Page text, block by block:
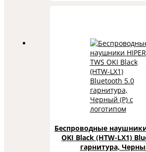
Беспроводные наушники
OKI Black (HTW-LX1)
гарнитура,